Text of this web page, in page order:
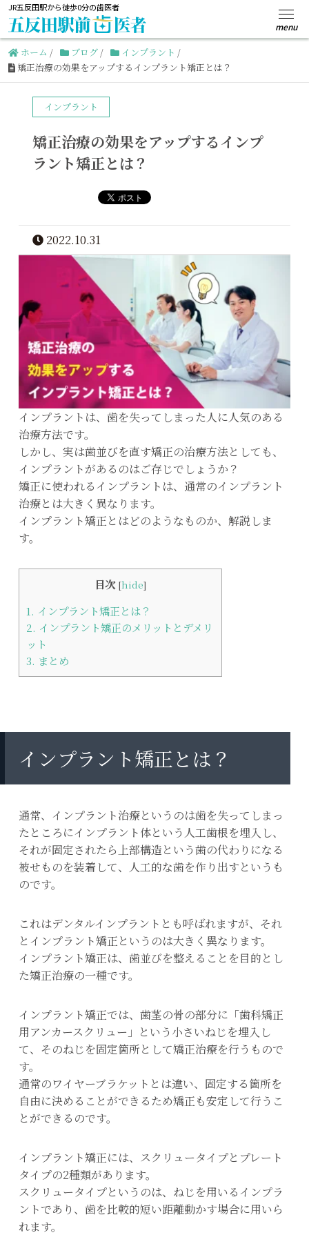
JR五反田駅から徒歩0分の歯医者
ホーム / ブログ / インプラント /
矯正治療の効果をアップするインプラント矯正とは？
インプラント
矯正治療の効果をアップするインプ
ラント矯正とは？
2022.10.31
インプラントは、歯を失ってしまった人に人気のある
治療方法です。
しかし、実は歯並びを直す矯正の治療方法としても、
インプラントがあるのはご存じでしょうか？
矯正に使われるインプラントは、通常のインプラント
治療とは大きく異なります。
インプラント矯正とはどのようなものか、解説しま
す。
目次 [hide]
1. インプラント矯正とは？
2. インプラント矯正のメリットとデメリ
ット
3. まとめ
インプラント矯正とは？
通常、インプラント治療というのは歯を失ってしまっ
たところにインプラント体という人工歯根を埋入し、
それが固定されたら上部構造という歯の代わりになる
被せものを装着して、人工的な歯を作り出すというも
のです。
これはデンタルインプラントとも呼ばれますが、それ
とインプラント矯正というのは大きく異なります。
インプラント矯正は、歯並びを整えることを目的とし
た矯正治療の一種です。
インプラント矯正では、歯茎の骨の部分に「歯科矯正
用アンカースクリュー」という小さいねじを埋入し
て、そのねじを固定箇所として矯正治療を行うもので
す。
通常のワイヤーブラケットとは違い、固定する箇所を
自由に決めることができるため矯正も安定して行うこ
とができるのです。
インプラント矯正には、スクリュータイプとプレート
タイプの2種類があります。
スクリュータイプというのは、ねじを用いるインプラ
ントであり、歯を比較的短い距離動かす場合に用いら
れます。